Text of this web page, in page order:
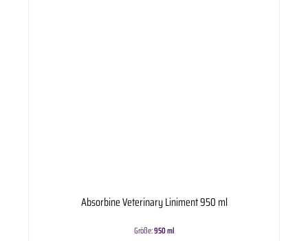
Absorbine Veterinary Liniment 950 ml
Größe:950 ml